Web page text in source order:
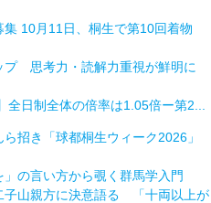
10月11日、桐生で第10回着物
プ 思考力・読解力重視が鮮明に
全日制全体の倍率は1.05倍ー第2...
招き「球都桐生ウィーク2026」
の言い方から覗く群馬学入門
山親方に決意語る 「十両以上が